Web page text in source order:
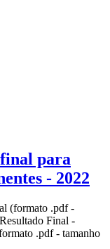
para
- 2022
(formato .pdf -
Final -
.pdf - tamanho